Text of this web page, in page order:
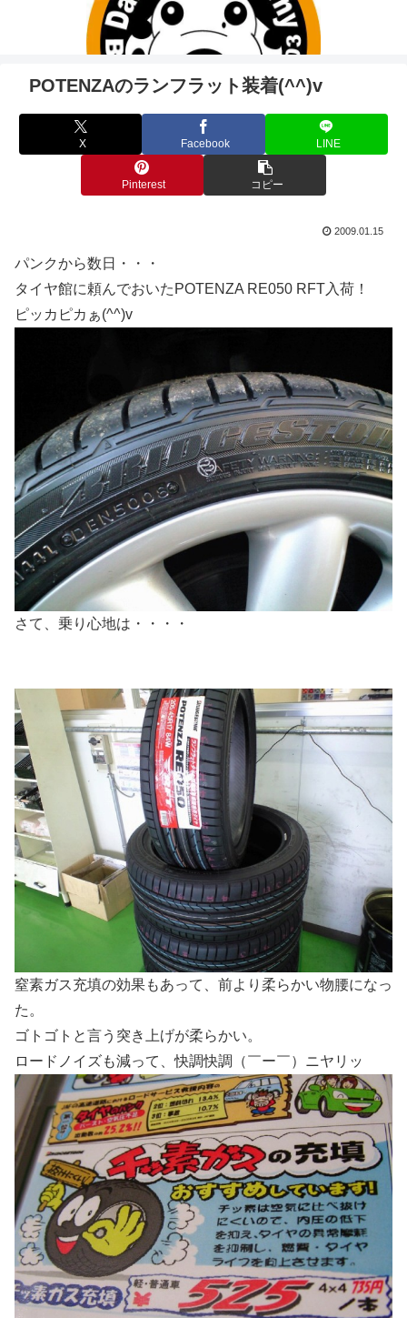
POTENZAのランフラット装着(^^)v
X Facebook LINE
Pinterest コピー
2009.01.15
パンクから数日・・・
タイヤ館に頼んでおいたPOTENZA RE050 RFT入荷！
ピッカピカぁ(^^)v
さて、乗り心地は・・・・
窒素ガス充填の効果もあって、前より柔らかい物腰になっ
た。
ゴトゴトと言う突き上げが柔らかい。
ロードノイズも減って、快調快調（￣ー￣）ニヤリッ